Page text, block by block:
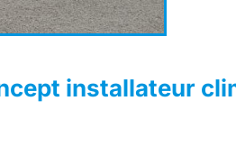
installateur